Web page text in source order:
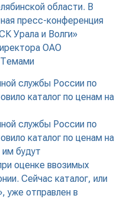
области. В
пресс-конференция
Урала и Волги»
ОАО
Темами
службы России по
каталог по ценам на
службы России по
каталог по ценам на
будут
оценке ввозимых
Сейчас каталог, или
уже отправлен в